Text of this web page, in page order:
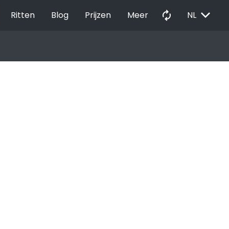
Ritten Blog Prijzen Meer autorenew NL EXPAND_MORE